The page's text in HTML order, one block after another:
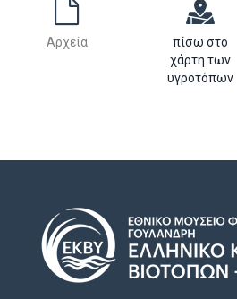
Αρχεία
πίσω στο
χάρτη των
υγροτόπων